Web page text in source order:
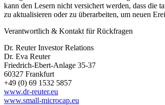
kann den Lesern nicht versichert werden, dass die
zu aktualisieren oder zu überarbeiten, um neuen
Verantwortlich & Kontakt für Rückfragen
Dr. Reuter Investor Relations
Dr. Eva Reuter
Friedrich-Ebert-Anlage 35-37
60327 Frankfurt
+49 (0) 69 1532 5857
www.dr-reuter.eu
www.small-microcap.eu